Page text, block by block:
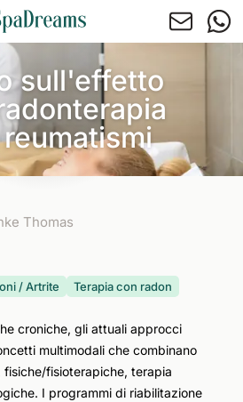
sull'effetto
Thomas
/ Artrite Terapia con radon
croniche, gli attuali approcci
multimodali che combinano
fisioterapiche, terapia
I programmi di riabilitazione